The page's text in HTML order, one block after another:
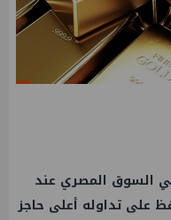
عيار 21 اليوم في السوق المصري عند
ليحافظ على تداوله أعلى حاجز